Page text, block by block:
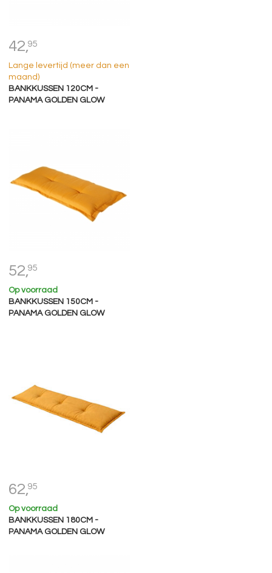
42,95
Lange levertijd (meer dan een
maand)
BANKKUSSEN 120CM -
PANAMA GOLDEN GLOW
52,95
Op voorraad
BANKKUSSEN 150CM -
PANAMA GOLDEN GLOW
62,95
Op voorraad
BANKKUSSEN 180CM -
PANAMA GOLDEN GLOW